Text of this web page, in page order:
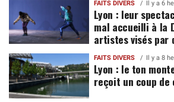
FAITS DIVERS Il y a 6
Lyon : leur
mal accueilli à la
artistes visés par
FAITS DIVERS Il y a 8
Lyon : le ton
reçoit un coup de